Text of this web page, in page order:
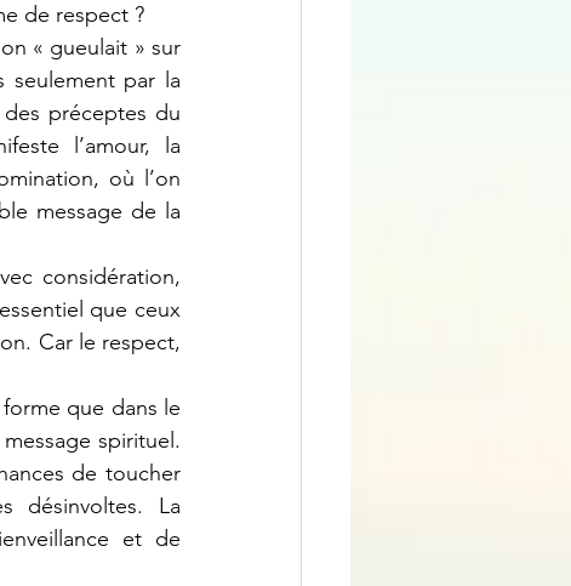
de respect ?
seulement par la
préceptes du
l’amour, la
où l’on
message de la
que ceux
Car le respect,
spirituel.
de toucher
désinvoltes. La
et de